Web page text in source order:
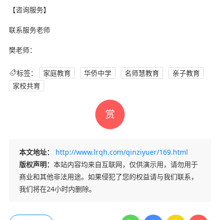
【咨询服务】
联系服务老师
樊老师：
标签： 家庭教育 华侨中学 名师慧教育
亲子教育
家校共育
赏
本文地址：
http://www.lrqh.com/qinziyuer/169.html
版权声明： 本站内容均来自互联网，仅供演示用，请勿用于
商业和其他非法用途。如果侵犯了您的权益请与我们联系，
我们将在24小时内删除。